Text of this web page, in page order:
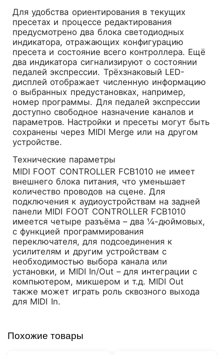
Для удобства ориентирования в текущих
пресетах и процессе редактирования
предусмотрено два блока светодиодных
индикатора, отражающих конфигурацию
пресета и состояние всего контроллера. Ещё
два индикатора сигнализируют о состоянии
педалей экспрессии. Трёхзнаковый LED-
дисплей отображает численную информацию
о выбранных предустановках, например,
номер программы. Для педалей экспрессии
доступно свободное назначение каналов и
параметров. Настройки и пресеты могут быть
сохранены через MIDI Merge или на другом
устройстве.
Технические параметры
MIDI FOOT CONTROLLER FCB1010 не имеет
внешнего блока питания, что уменьшает
количество проводов на сцене. Для
подключения к аудиоустройствам на задней
панели MIDI FOOT CONTROLLER FCB1010
имеется четыре разъёма – два ¼-дюймовых,
с функцией программирования
переключателя, для подсоединения к
усилителям и другим устройствам с
необходимостью выбора канала или
установки, и MIDI In/Out – для интеграции с
компьютером, микшером и т.д. MIDI Out
также может играть роль сквозного выхода
для MIDI In.
Похожие товары